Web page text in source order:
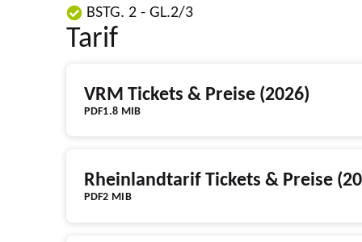
BSTG. 2 - GL.2/3
Tarif
PDF1.8 MIB
VRM Tickets & Preise (2026)
PDF2 MIB
Rheinlandtarif Tickets & Preise